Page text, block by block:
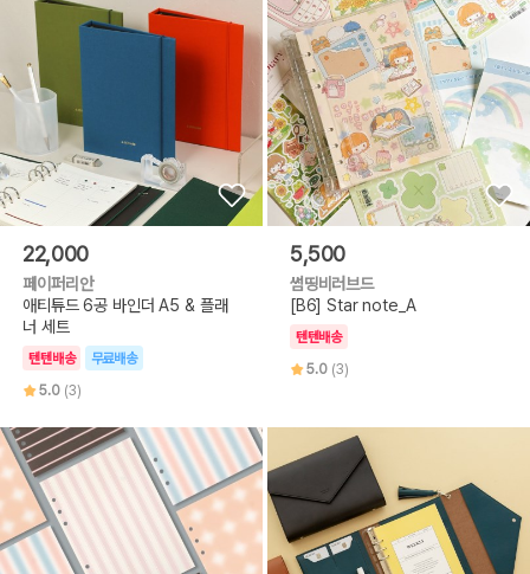
22,000
페이퍼리안
애티튜드 6공 바인더 A5 & 플래
너 세트
텐텐배송
무료배송
5.0 (3)
5,500
썸띵비러브드
[B6] Star note_A
텐텐배송
5.0 (3)